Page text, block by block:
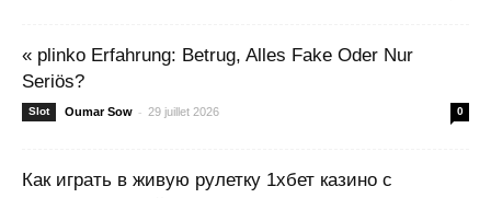
« plinko Erfahrung: Betrug, Alles Fake Oder Nur
Seriös?
Slot Oumar Sow - 29 juillet 2026 0
Как играть в живую рулетку 1хбет казино с